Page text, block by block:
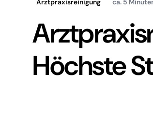
Arztpraxisreinigung ca. 5
Höchste